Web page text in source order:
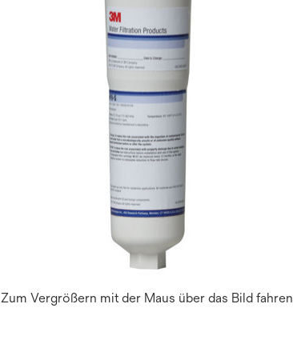
Zum Vergrößern mit der Maus über das Bild fahren